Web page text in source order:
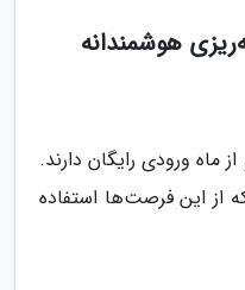
هوشمندانه
ماه ورودی رایگان دارند.
از این فرصت‌ها استفاده